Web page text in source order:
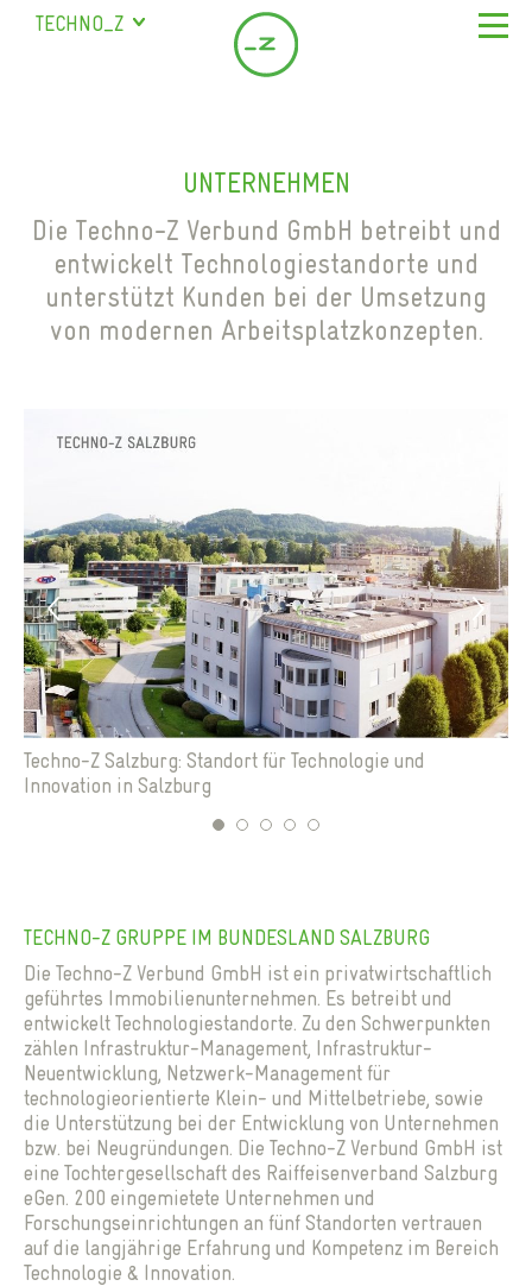
TECHNO_Z
SAALFELDEN
MARIAPFARR
MEILENSTEINE
TEAM
BÜROS MIETEN
HALLE MIETEN
LAGER MIETEN
NEWS
KONTAKT
UNTERNEHMEN
Die Techno-Z Verbund GmbH betreibt und
entwickelt Technologiestandorte und
unterstützt Kunden bei der Umsetzung
von modernen Arbeitsplatzkonzepten.
Previous
Techno-Z Salzburg: Standort für Technologie und
Innovation in Salzburg
TECHNO-Z GRUPPE IM BUNDESLAND SALZBURG
Die Techno-Z Verbund GmbH ist ein privatwirtschaftlich
geführtes Immobilienunternehmen. Es betreibt und
entwickelt Technologiestandorte. Zu den Schwerpunkten
zählen Infrastruktur-Management, Infrastruktur-
Neuentwicklung, Netzwerk-Management für
technologieorientierte Klein- und Mittelbetriebe, sowie
die Unterstützung bei der Entwicklung von Unternehmen
bzw. bei Neugründungen. Die Techno-Z Verbund GmbH ist
eine Tochtergesellschaft des Raiffeisenverband Salzburg
eGen. 200 eingemietete Unternehmen und
Forschungseinrichtungen an fünf Standorten vertrauen
auf die langjährige Erfahrung und Kompetenz im Bereich
Technologie & Innovation.